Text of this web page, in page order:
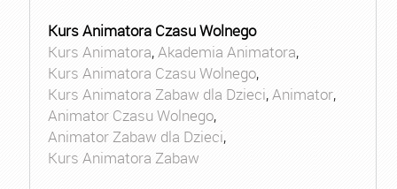
Kurs Animatora Czasu Wolnego
Kurs Animatora,Akademia Animatora,
Kurs Animatora Czasu Wolnego,
Kurs Animatora Zabaw dla Dzieci,Animator,
Animator Czasu Wolnego,
Animator Zabaw dla Dzieci,
Kurs Animatora Zabaw